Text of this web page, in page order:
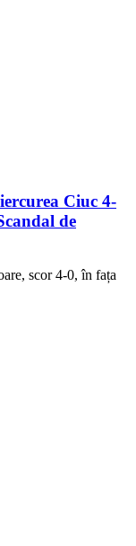
Ciuc 4-
de
scor 4-0, în fața